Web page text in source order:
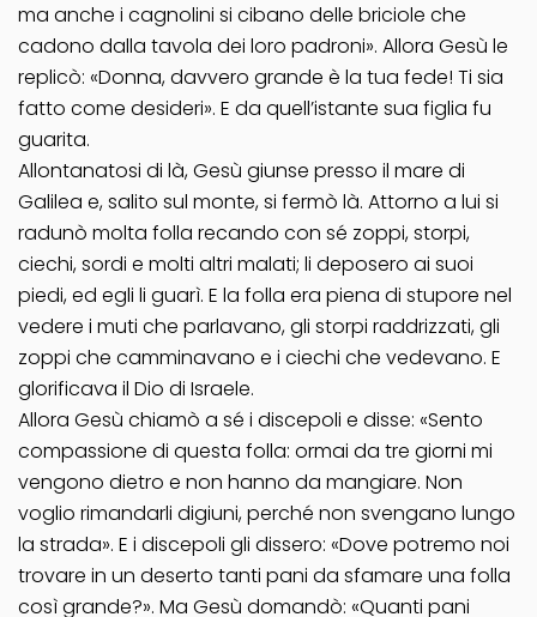
ma anche i cagnolini si cibano delle briciole che
cadono dalla tavola dei loro padroni». Allora Gesù le
replicò: «Donna, davvero grande è la tua fede! Ti sia
fatto come desideri». E da quell’istante sua figlia fu
guarita.
Allontanatosi di là, Gesù giunse presso il mare di
Galilea e, salito sul monte, si fermò là. Attorno a lui si
radunò molta folla recando con sé zoppi, storpi,
ciechi, sordi e molti altri malati; li deposero ai suoi
piedi, ed egli li guarì. E la folla era piena di stupore nel
vedere i muti che parlavano, gli storpi raddrizzati, gli
zoppi che camminavano e i ciechi che vedevano. E
glorificava il Dio di Israele.
Allora Gesù chiamò a sé i discepoli e disse: «Sento
compassione di questa folla: ormai da tre giorni mi
vengono dietro e non hanno da mangiare. Non
voglio rimandarli digiuni, perché non svengano lungo
la strada». E i discepoli gli dissero: «Dove potremo noi
trovare in un deserto tanti pani da sfamare una folla
così grande?». Ma Gesù domandò: «Quanti pani